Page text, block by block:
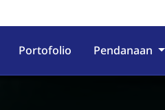
Portofolio Pendanaan